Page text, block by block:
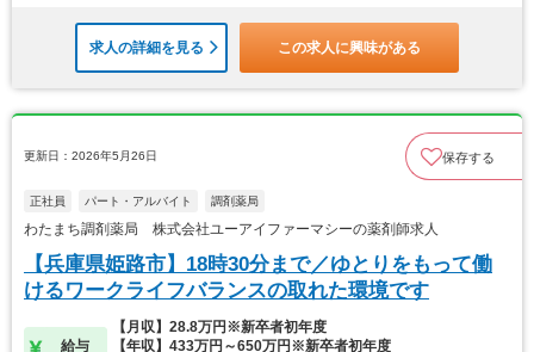
求人の詳細を見る この求人に興味がある
更新日：2026年5月26日 保存する
正社員 パート・アルバイト 調剤薬局
わたまち調剤薬局 株式会社ユーアイファーマシーの薬剤師求人
【兵庫県姫路市】18時30分まで／ゆとりをもって働
けるワークライフバランスの取れた環境です
給与
【月収】28.8万円※新卒者初年度
【年収】433万円～650万円※新卒者初年度